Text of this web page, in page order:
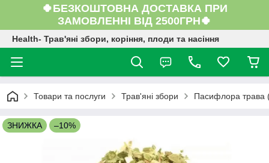
🍀БЕЗКОШТОВНА ДОСТАВКА ПРИ
ЗАМОВЛЕННІ ВІД 2500ГРН🍀
Health- Трав'яні збори, коріння, плоди та насіння
Товари та послуги Трав'яні збори Пасифлора трава
ЗНИЖКА –10%